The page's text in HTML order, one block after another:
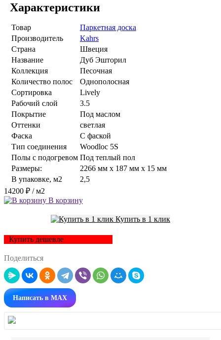
Характеристики
Товар
Паркетная доска
Производитель
Kahrs
Страна
Швеция
Название
Дуб Эшторил
Коллекция
Песочная
Количество полос
Однополосная
Сортировка
Lively
Рабочий слой
3.5
Покрытие
Под маслом
Оттенки
светлая
Фаска
С фаской
Тип соединения
Woodloc 5S
Полы с подогревом Под теплый пол
Размеры:
2266 мм x 187 мм x 15 мм
В упаковке, м2
2,5
14200 ₽ / м2
В корзину
Купить в 1 клик
Купить дешевле
Поделиться
Написать в MAX